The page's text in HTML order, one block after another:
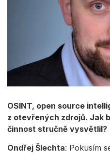
OSINT, open source
z otevřených zdrojů. Jak
činnost stručně vysvětlil?
Ondřej Šlechta: Pokusím